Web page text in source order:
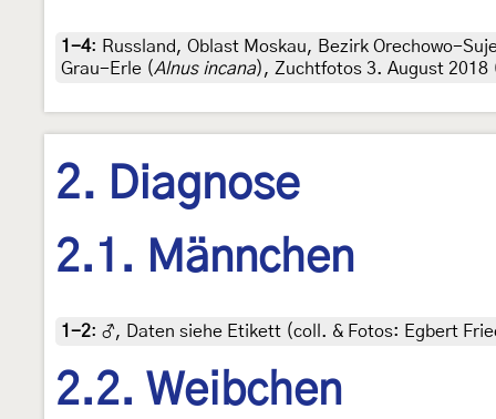
1-4: Russland, Oblast Moskau, Bezirk Orechowo-
Grau-Erle (Alnus incana), Zuchtfotos 3. August
2. Diagnose
2.1. Männchen
1-2: ♂, Daten siehe Etikett (coll. & Fotos: Egbert
2.2. Weibchen